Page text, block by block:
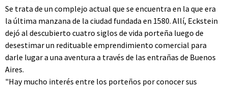
Se trata de un complejo actual que se encuentra en la que era
la última manzana de la ciudad fundada en 1580. Allí, Eckstein
dejó al descubierto cuatro siglos de vida porteña luego de
desestimar un redituable emprendimiento comercial para
darle lugar a una aventura a través de las entrañas de Buenos
Aires.
"Hay mucho interés entre los porteños por conocer sus